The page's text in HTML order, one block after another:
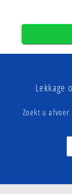
Lekkage
Zoekt u